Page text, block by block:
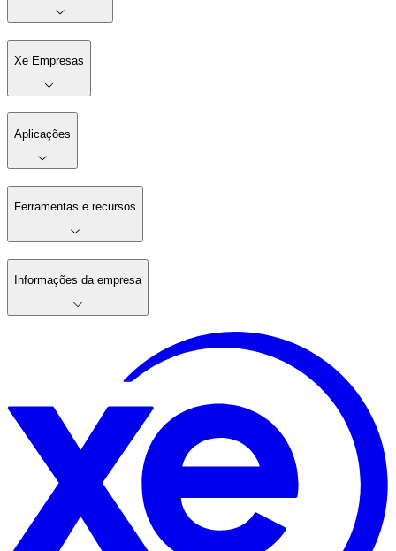
Xe Empresas
Aplicações
Ferramentas e recursos
Informações da empresa